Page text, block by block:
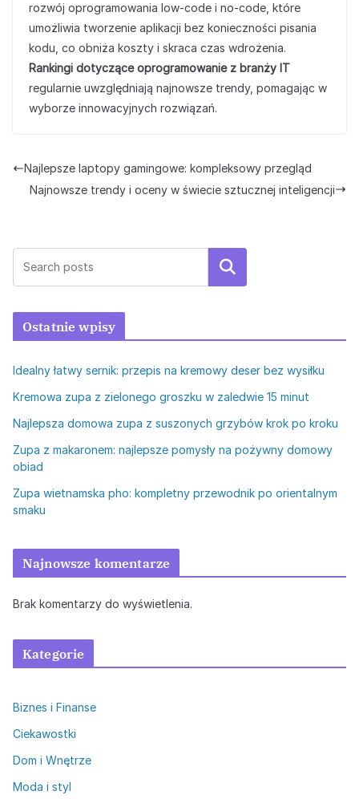
rozwój oprogramowania low-code i no-code, które
umożliwia tworzenie aplikacji bez konieczności pisania
kodu, co obniża koszty i skraca czas wdrożenia.
Rankingi dotyczące oprogramowanie z branży IT
regularnie uwzględniają najnowsze trendy, pomagając w
wyborze innowacyjnych rozwiązań.
Najlepsze laptopy gamingowe: kompleksowy przegląd
Najnowsze trendy i oceny w świecie sztucznej inteligencji
Szukaj
Ostatnie wpisy
Idealny łatwy sernik: przepis na kremowy deser bez wysiłku
Kremowa zupa z zielonego groszku w zaledwie 15 minut
Najlepsza domowa zupa z suszonych grzybów krok po kroku
Zupa z makaronem: najlepsze pomysły na pożywny domowy
obiad
Zupa wietnamska pho: kompletny przewodnik po orientalnym
smaku
Najnowsze komentarze
Brak komentarzy do wyświetlenia.
Kategorie
Biznes i Finanse
Ciekawostki
Dom i Wnętrze
Moda i styl